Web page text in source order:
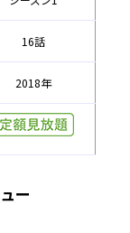
16話
2018年
ー